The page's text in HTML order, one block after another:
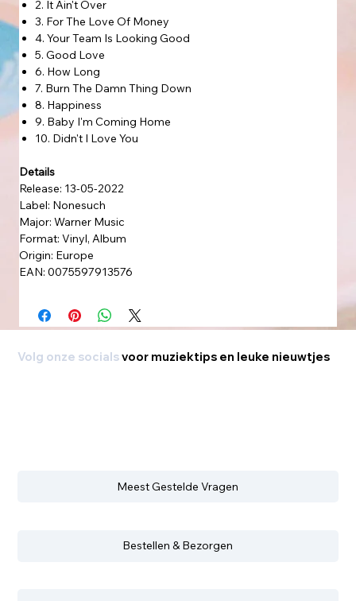
2. It Ain't Over
3. For The Love Of Money
4. Your Team Is Looking Good
5. Good Love
6. How Long
7. Burn The Damn Thing Down
8. Happiness
9. Baby I'm Coming Home
10. Didn't I Love You
Details
Release: 13-05-2022
Label: Nonesuch
Major: Warner Music
Format: Vinyl, Album
Origin: Europe
EAN: 0075597913576
Volg onze socialsvoor muziektips en leuke nieuwtjes
Meest Gestelde Vragen
Bestellen & Bezorgen